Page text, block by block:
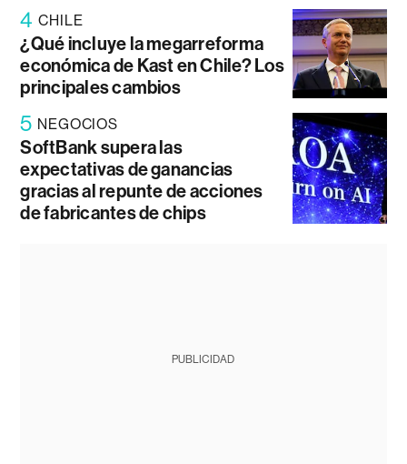
4 CHILE
¿Qué incluye la megarreforma
económica de Kast en Chile? Los
principales cambios
5 NEGOCIOS
SoftBank supera las
expectativas de ganancias
gracias al repunte de acciones
de fabricantes de chips
PUBLICIDAD